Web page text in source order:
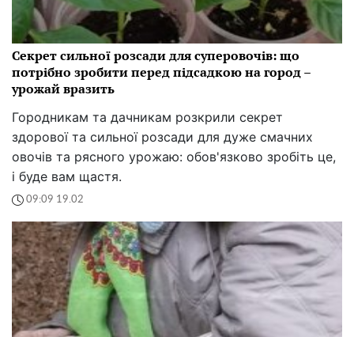
Секрет сильної розсади для суперовочів: що
потрібно зробити перед підсадкою на город –
урожай вразить
Городникам та дачникам розкрили секрет
здорової та сильної розсади для дуже смачних
овочів та рясного урожаю: обов'язково зробіть це,
і буде вам щастя.
09:09 19.02